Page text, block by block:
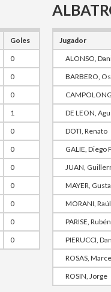
Goles
0
0
0
1
0
0
0
0
0
0
0
Jugador
ALONSO,
BARBERO,
DE LEON,
DOTI, Renato
GALIE, Diego
JUAN,
MAYER,
MORANI,
PARISE, Rubén
PIERUCCI,
ROSAS,
ROSIN, Jorge